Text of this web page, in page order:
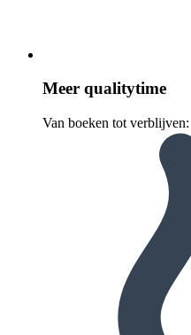
Meer quali­ty­time
Van boeken tot